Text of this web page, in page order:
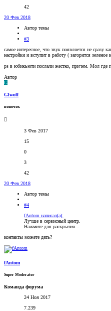
42
20 Фев 2018
Автор темы
#3
самое интересное, что звук появляется не сразу
настройки и вступит в работу ( загорится зеленое
ps в юбикьюти послали жестко, причем. Мол где
Автор
G
Glwolf
новичок
3 Фев 2017
15
0
3
42
20 Фев 2018
Автор темы
#4
fAntom написал(а):
Лучше в сервисный центр.
Нажмите для раскрытия...
контакты можете дать?
fAntom
Super Moderator
Команда форума
24 Ноя 2017
7.239